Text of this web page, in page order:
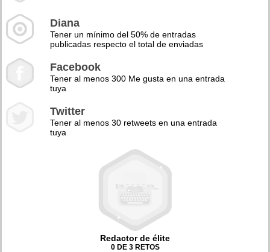
Diana
Tener un mínimo del 50% de entradas
publicadas respecto el total de enviadas
Facebook
Tener al menos 300 Me gusta en una entrada
tuya
Twitter
Tener al menos 30 retweets en una entrada
tuya
Redactor de élite
0 DE 3 RETOS